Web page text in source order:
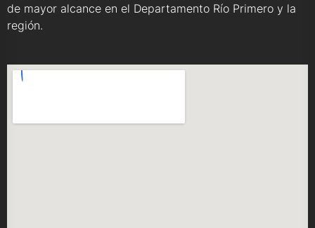
de mayor alcance en el Departamento Río Primero y la
región.